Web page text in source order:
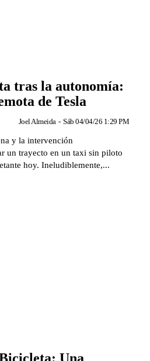
tras la autonomía:
de Tesla
Joel Almeida - Sáb 04/04/26 1:29 PM
y la intervención
un trayecto en un taxi sin piloto
hoy. Ineludiblemente,...